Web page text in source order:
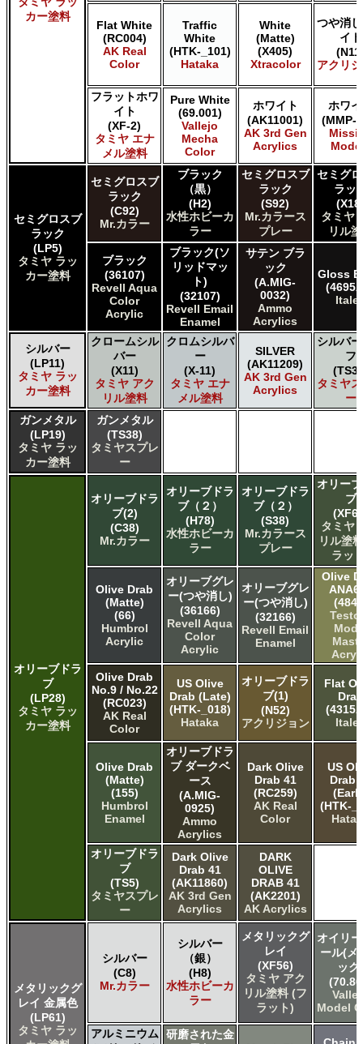
ＧＳＩクレオス 水性ホビーカラー
カー塗料
Flat White
(RC004)
AK Real
Color
Traffic
White
(HTK-_101)
Hataka
White
(Matte)
(X405)
Xtracolor
つや消
イト
アクリ
フラットホワ
イト
(XF-2)
タミヤ エナ
メル塗料
Pure White
(69.001)
Vallejo
Mecha
Color
ホワイト
(AK11001)
AK 3rd Gen
Acrylics
ホワ
(MMP-
セミグロスブ
ラック
(LP5)
タミヤ ラッ
カー塗料
セミグロスブ
ラック
(C92)
Mr.カラー
ブラック
（黒）
(H2)
水性ホビーカ
ラー
セミグロスブ
ラック
(S92)
Mr.カラース
プレー
セミグ
ラッ
タミヤ
リル
ブラック
(36107)
Revell Aqua
Color
Acrylic
ブラック(ソ
リッドマッ
ト)
(32107)
Revell Email
Enamel
サテン ブラ
ック
(A.MIG-
0032)
Ammo
Acrylics
Gloss
シルバー
(LP11)
タミヤ ラッ
カー塗料
クロームシル
バー
(X11)
タミヤ アク
リル塗料
クロムシルバ
ー
(X-11)
タミヤ エナ
メル塗料
SILVER
(AK11209)
AK 3rd Gen
Acrylics
シルバ
フ
タミヤ
ー
ガンメタル
(LP19)
タミヤ ラッ
カー塗料
ガンメタル
(TS38)
タミヤスプレ
ー
オリーブドラ
ブ
(LP28)
タミヤ ラッ
カー塗料
オリーブドラ
ブ(2)
(C38)
Mr.カラー
オリーブドラ
ブ（２）
(H78)
水性ホビーカ
ラー
オリーブドラ
ブ（２）
(S38)
Mr.カラース
プレー
オリー
ブ
タミヤ
リル塗
ラッ
Olive Drab
(Matte)
(66)
Humbrol
Acrylic
オリーブグレ
ー(つや消し)
(36166)
Revell Aqua
Color
Acrylic
オリーブグレ
ー(つや消し)
(32166)
Revell Email
Enamel
Olive
Olive Drab
No.9 / No.22
(RC023)
AK Real
Color
US Olive
Drab (Late)
(HTK-_018)
Hataka
オリーブドラ
ブ(1)
(N52)
アクリジョン
Flat
Drab
Olive Drab
(Matte)
(155)
Humbrol
Enamel
オリーブドラ
ブ ダークベ
ース
(A.MIG-
0925)
Ammo
Acrylics
Dark Olive
Drab 41
(RC259)
AK Real
Color
US
Drab
(HTK-
オリーブドラ
ブ
(TS5)
タミヤスプレ
ー
Dark Olive
Drab 41
(AK11860)
AK 3rd Gen
Acrylics
DARK
OLIVE
DRAB 41
(AK2201)
AK Acrylics
メタリックグ
レイ 金属色
(LP61)
タミヤ ラッ
シルバー
(C8)
Mr.カラー
シルバー
（銀）
(H8)
水性ホビーカ
ラー
メタリックグ
レイ
(XF56)
タミヤ アク
リル塗料 (フ
ラット)
オイリ
ール(メ
ック)
Model
アルミニウム
研磨された金